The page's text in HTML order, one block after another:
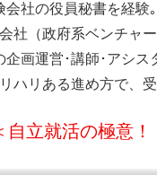
社の役員秘書を経
社（政府系ベンチャ
画運営･講師･アシ
ハリある進め方で、
立就活の極意！